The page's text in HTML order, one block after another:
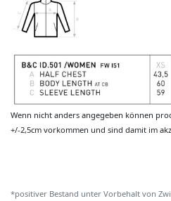
Wenn nicht anders angegeben können
+/-2,5cm vorkommen und sind damit im
*positiver Bestand unter Vorbehalt von